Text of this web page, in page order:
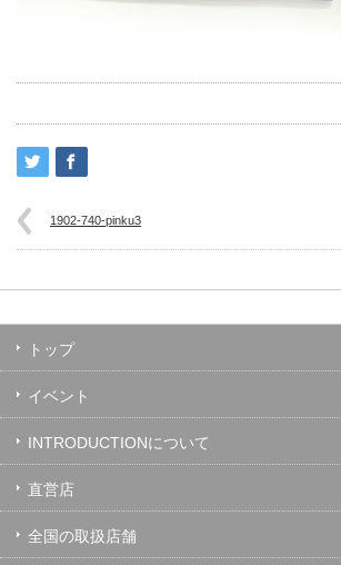
1902-740-pinku3
トップ
イベント
INTRODUCTIONについて
直営店
全国の取扱店舗